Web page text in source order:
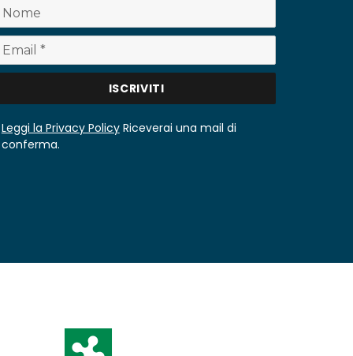
Leggi la Privacy PolicyRiceverai una mail di
conferma.